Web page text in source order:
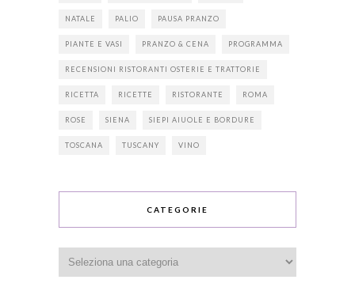
NATALE PALIO PAUSA PRANZO
PIANTE E VASI PRANZO & CENA PROGRAMMA
RECENSIONI RISTORANTI OSTERIE E TRATTORIE
RICETTA RICETTE RISTORANTE ROMA
ROSE SIENA SIEPI AIUOLE E BORDURE
TOSCANA TUSCANY VINO
CATEGORIE